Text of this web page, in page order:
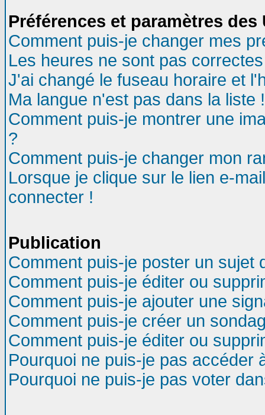
Préférences et paramètres
Comment puis-je changer mes
Les heures ne sont pas
J'ai changé le fuseau horaire et
Ma langue n'est pas dans la liste !
Comment puis-je montrer une
?
Comment puis-je changer mon
Lorsque je clique sur le lien e-
connecter !
Publication
Comment puis-je poster un sujet
Comment puis-je éditer ou
Comment puis-je ajouter une
Comment puis-je créer un
Comment puis-je éditer ou
Pourquoi ne puis-je pas accéder
Pourquoi ne puis-je pas voter